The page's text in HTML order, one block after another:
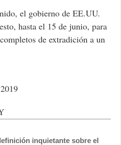
el gobierno de EE.UU.
hasta el 15 de junio, para
de extradición a un
inquietante sobre el